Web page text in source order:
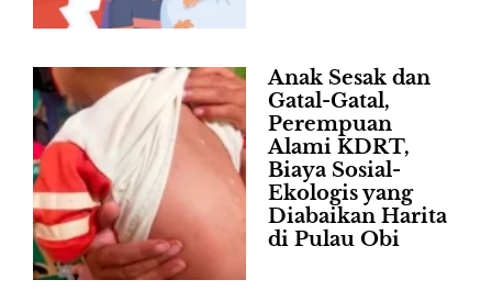
Anak Sesak dan
Gatal-Gatal,
Perempuan
Alami KDRT,
Biaya Sosial-
Ekologis yang
Diabaikan Harita
di Pulau Obi